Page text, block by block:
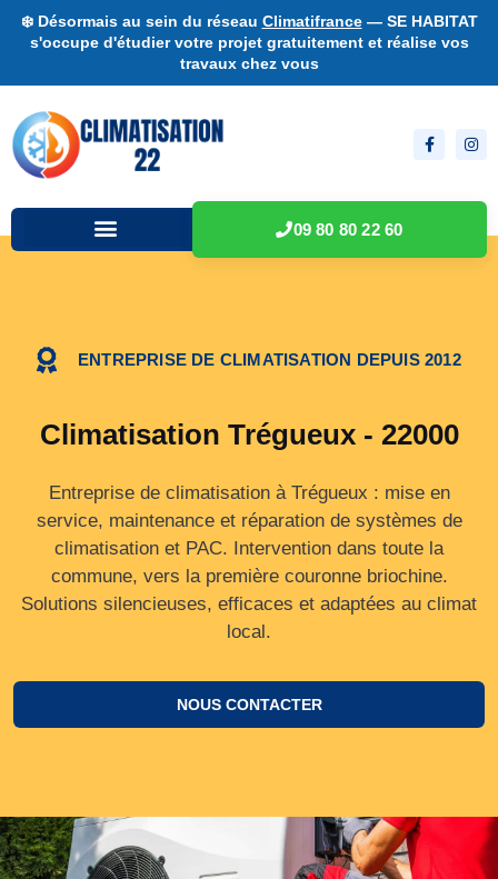
❄️ Désormais au sein du réseau Climatifrance— SE HABITAT
s'occupe d'étudier votre projet gratuitement et réalise vos
travaux chez vous
09 80 80 22 60
ENTREPRISE DE CLIMATISATION DEPUIS 2012
Climatisation Trégueux - 22000
Entreprise de climatisation à Trégueux : mise en
service, maintenance et réparation de systèmes de
climatisation et PAC. Intervention dans toute la
commune, vers la première couronne briochine.
Solutions silencieuses, efficaces et adaptées au climat
local.
NOUS CONTACTER